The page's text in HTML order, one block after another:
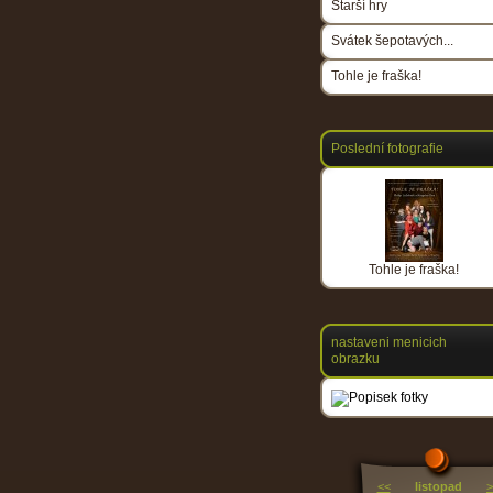
Starší hry
Svátek šepotavých...
Tohle je fraška!
Poslední fotografie
Tohle je fraška!
nastaveni menicich
obrazku
<< listopad